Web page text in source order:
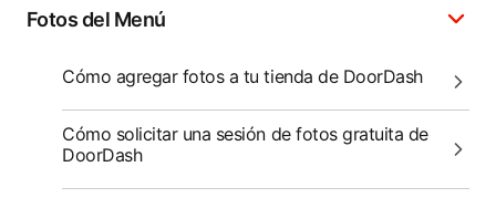
Fotos del Menú
Cómo agregar fotos a tu tienda de DoorDash
Cómo solicitar una sesión de fotos gratuita de
DoorDash